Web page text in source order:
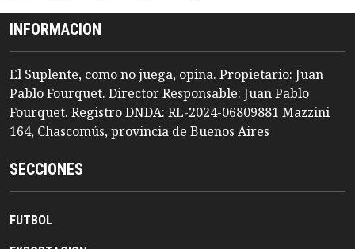
INFORMACION
El Suplente, como no juega, opina. Propietario: Juan
Pablo Fourquet. Director Responsable: Juan Pablo
Fourquet. Registro DNDA: RL-2024-06809881 Mazzini
164, Chascomús, provincia de Buenos Aires
SECCIONES
FUTBOL